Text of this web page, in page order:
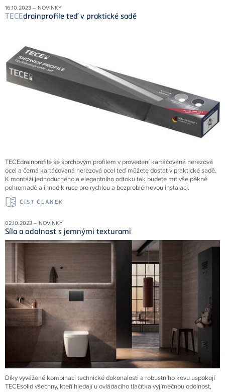
16.10.2023 – NOVINKY
TECEdrainprofile teď v praktické sadě
TECEdrainprofile se sprchovým profilem v provedení kartáčovaná nerezová
ocel a černá kartáčovaná nerezová ocel teď můžete dostat v praktické sadě.
K montáži jednoduchého a elegantního odtoku tak budete mít vše pěkně
pohromadě a ihned k ruce pro rychlou a bezproblémovou instalaci.
ČÍST ČLÁNEK
02.10.2023 – NOVINKY
Síla a odolnost s jemnými texturami
Díky vyvážené kombinaci technické dokonalosti a robustního kovu uspokojí
TECEsolid všechny, kteří hledají u ovládacího tlačítka vyjímečnou odolnost,